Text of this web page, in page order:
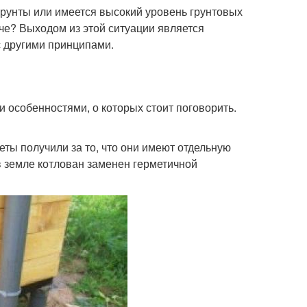
или имеется высокий уровень грунтовых
Выходом из этой ситуации является
другими принципами.
о которых стоит поговорить.
получили за то, что они имеют отдельную
котлован заменен герметичной